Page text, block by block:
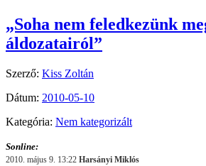
„Soha nem feledkezünk
áldozatairól”
Szerző: Kiss Zoltán
Dátum: 2010-05-10
Kategória: Nem kategorizált
Sonline:
2010. május 9. 13:22 Harsányi Miklós